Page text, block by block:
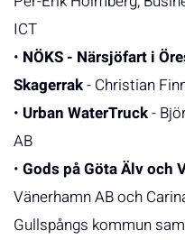
ICT
• NÖKS - Närsjöfart i
Skagerrak- Christian
• Urban WaterTruck-
AB
• Gods på Göta Älv och
Vänerhamn AB och
Gullspångs kommun